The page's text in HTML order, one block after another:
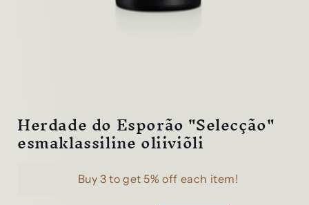
Herdade do Esporão "Selecção"
esmaklassiline oliiviõli
Buy 3 to get 5% off each item!